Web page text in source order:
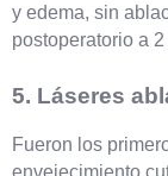
y edema, sin
postoperatorio a
5. Láseres
Fueron los